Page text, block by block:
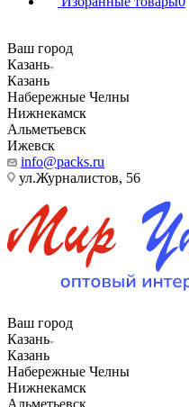
Ваш город
Казань
Казань
Набережные Челны
Нижнекамск
Альметьевск
Ижевск
info@packs.ru
ул.Журналистов, 56
Ваш город
Казань
Казань
Набережные Челны
Нижнекамск
Альметьевск